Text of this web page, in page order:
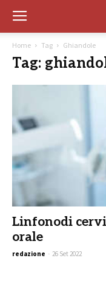
Home Tag Ghiandole
Tag:
Linfonodi
orale
redazione - 26 Set 2022